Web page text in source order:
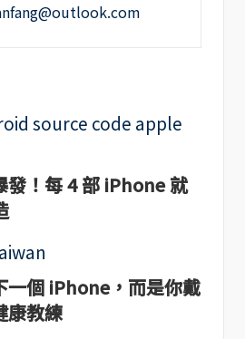
發！每 4 部 iPhone 就
一個 iPhone，而是你戴
康教練